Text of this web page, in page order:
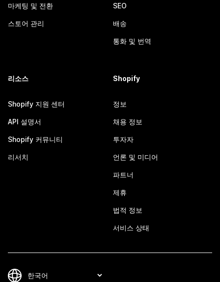
마케팅 및 전환
스토어 관리
SEO
배송
통화 및 번역
리소스
Shopify 지원 센터
API 설명서
Shopify 커뮤니티
리서치
Shopify
정보
채용 정보
투자자
언론 및 미디어
파트너
제휴
법적 정보
서비스 상태